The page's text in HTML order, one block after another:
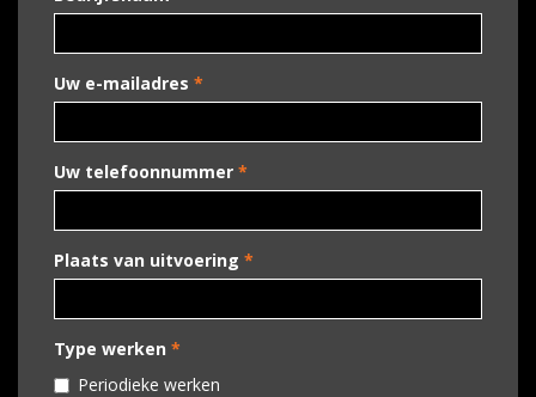
Uw e-mailadres *
Uw telefoonnummer *
Plaats van uitvoering *
Type werken *
Periodieke werken